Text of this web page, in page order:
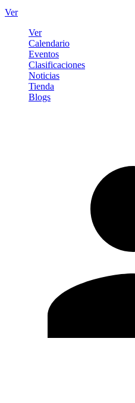
Ver
Ver
Calendario
Eventos
Clasificaciones
Noticias
Tienda
Blogs